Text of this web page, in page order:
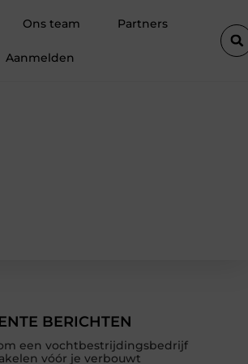
Ons team Partners
Aanmelden
BERICHTEN
een vochtbestrijdingsbedrijf
vóór je verbouwt